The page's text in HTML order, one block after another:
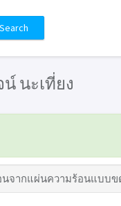
นะเที่ยง
นจากแผ่นความร้อนแบบ